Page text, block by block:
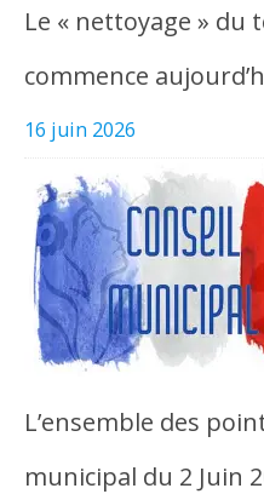
Le « nettoyage » du
commence
16 juin 2026
L’ensemble des
municipal du 2 Juin